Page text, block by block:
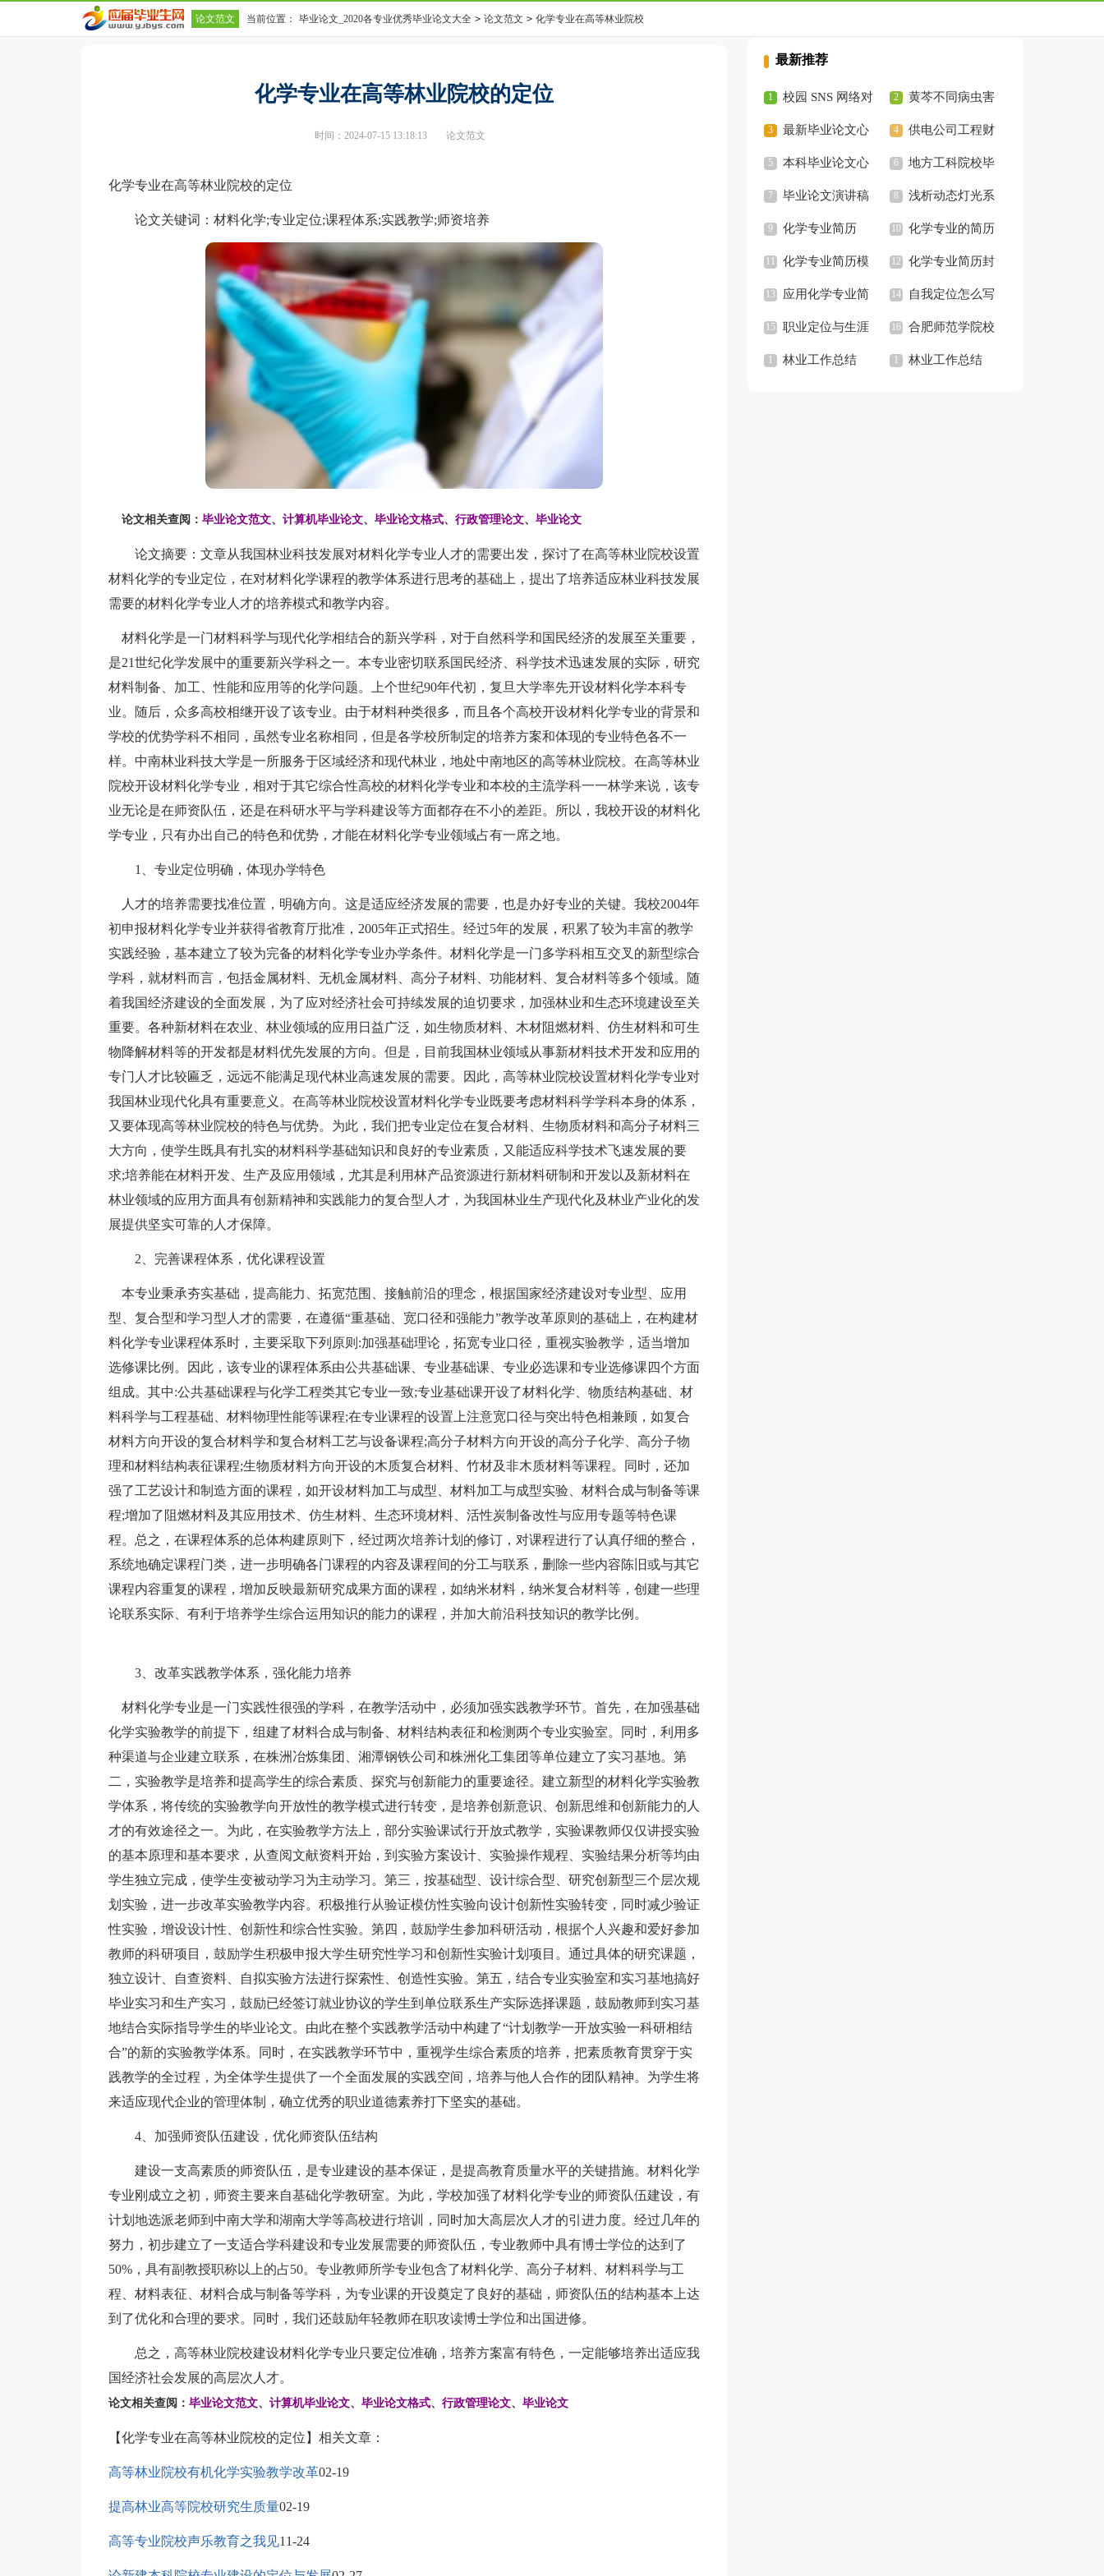
论文范文 当前位置： 毕业论文_2020各专业优秀毕业论文大全 > 论文范文 > 化学专业在高等林业院校
化学专业在高等林业院校的定位
时间：2024-07-15 13:18:13 论文范文
化学专业在高等林业院校的定位
论文关键词：材料化学;专业定位;课程体系;实践教学;师资培养
论文相关查阅： 毕业论文范文、 计算机毕业论文、 毕业论文格式、 行政管理论文、 毕业论文
论文摘要：文章从我国林业科技发展对材料化学专业人才的需要出发，探讨了在高等林业院校设置
材料化学的专业定位，在对材料化学课程的教学体系进行思考的基础上，提出了培养适应林业科技发展
需要的材料化学专业人才的培养模式和教学内容。
材料化学是一门材料科学与现代化学相结合的新兴学科，对于自然科学和国民经济的发展至关重要，
是21世纪化学发展中的重要新兴学科之一。本专业密切联系国民经济、科学技术迅速发展的实际，研究
材料制备、加工、性能和应用等的化学问题。上个世纪90年代初，复旦大学率先开设材料化学本科专
业。随后，众多高校相继开设了该专业。由于材料种类很多，而且各个高校开设材料化学专业的背景和
学校的优势学科不相同，虽然专业名称相同，但是各学校所制定的培养方案和体现的专业特色各不一
样。中南林业科技大学是一所服务于区域经济和现代林业，地处中南地区的高等林业院校。在高等林业
院校开设材料化学专业，相对于其它综合性高校的材料化学专业和本校的主流学科一一林学来说，该专
业无论是在师资队伍，还是在科研水平与学科建设等方面都存在不小的差距。所以，我校开设的材料化
学专业，只有办出自己的特色和优势，才能在材料化学专业领域占有一席之地。
1、专业定位明确，体现办学特色
人才的培养需要找准位置，明确方向。这是适应经济发展的需要，也是办好专业的关键。我校2004年
初申报材料化学专业并获得省教育厅批准，2005年正式招生。经过5年的发展，积累了较为丰富的教学
实践经验，基本建立了较为完备的材料化学专业办学条件。材料化学是一门多学科相互交叉的新型综合
学科，就材料而言，包括金属材料、无机金属材料、高分子材料、功能材料、复合材料等多个领域。随
着我国经济建设的全面发展，为了应对经济社会可持续发展的迫切要求，加强林业和生态环境建设至关
重要。各种新材料在农业、林业领域的应用日益广泛，如生物质材料、木材阻燃材料、仿生材料和可生
物降解材料等的开发都是材料优先发展的方向。但是，目前我国林业领域从事新材料技术开发和应用的
专门人才比较匾乏，远远不能满足现代林业高速发展的需要。因此，高等林业院校设置材料化学专业对
我国林业现代化具有重要意义。在高等林业院校设置材料化学专业既要考虑材料科学学科本身的体系，
又要体现高等林业院校的特色与优势。为此，我们把专业定位在复合材料、生物质材料和高分子材料三
大方向，使学生既具有扎实的材料科学基础知识和良好的专业素质，又能适应科学技术飞速发展的要
求;培养能在材料开发、生产及应用领域，尤其是利用林产品资源进行新材料研制和开发以及新材料在
林业领域的应用方面具有创新精神和实践能力的复合型人才，为我国林业生产现代化及林业产业化的发
展提供坚实可靠的人才保障。
2、完善课程体系，优化课程设置
本专业秉承夯实基础，提高能力、拓宽范围、接触前沿的理念，根据国家经济建设对专业型、应用
型、复合型和学习型人才的需要，在遵循“重基础、宽口径和强能力”教学改革原则的基础上，在构建材
料化学专业课程体系时，主要采取下列原则:加强基础理论，拓宽专业口径，重视实验教学，适当增加
选修课比例。因此，该专业的课程体系由公共基础课、专业基础课、专业必选课和专业选修课四个方面
组成。其中:公共基础课程与化学工程类其它专业一致;专业基础课开设了材料化学、物质结构基础、材
料科学与工程基础、材料物理性能等课程;在专业课程的设置上注意宽口径与突出特色相兼顾，如复合
材料方向开设的复合材料学和复合材料工艺与设备课程;高分子材料方向开设的高分子化学、高分子物
理和材料结构表征课程;生物质材料方向开设的木质复合材料、竹材及非木质材料等课程。同时，还加
强了工艺设计和制造方面的课程，如开设材料加工与成型、材料加工与成型实验、材料合成与制备等课
程;增加了阻燃材料及其应用技术、仿生材料、生态环境材料、活性炭制备改性与应用专题等特色课
程。总之，在课程体系的总体构建原则下，经过两次培养计划的修订，对课程进行了认真仔细的整合，
系统地确定课程门类，进一步明确各门课程的内容及课程间的分工与联系，删除一些内容陈旧或与其它
课程内容重复的课程，增加反映最新研究成果方面的课程，如纳米材料，纳米复合材料等，创建一些理
论联系实际、有利于培养学生综合运用知识的能力的课程，并加大前沿科技知识的教学比例。
3、改革实践教学体系，强化能力培养
材料化学专业是一门实践性很强的学科，在教学活动中，必须加强实践教学环节。首先，在加强基础
化学实验教学的前提下，组建了材料合成与制备、材料结构表征和检测两个专业实验室。同时，利用多
种渠道与企业建立联系，在株洲冶炼集团、湘潭钢铁公司和株洲化工集团等单位建立了实习基地。第
二，实验教学是培养和提高学生的综合素质、探究与创新能力的重要途径。建立新型的材料化学实验教
学体系，将传统的实验教学向开放性的教学模式进行转变，是培养创新意识、创新思维和创新能力的人
才的有效途径之一。为此，在实验教学方法上，部分实验课试行开放式教学，实验课教师仅仅讲授实验
的基本原理和基本要求，从查阅文献资料开始，到实验方案设计、实验操作规程、实验结果分析等均由
学生独立完成，使学生变被动学习为主动学习。第三，按基础型、设计综合型、研究创新型三个层次规
划实验，进一步改革实验教学内容。积极推行从验证模仿性实验向设计创新性实验转变，同时减少验证
性实验，增设设计性、创新性和综合性实验。第四，鼓励学生参加科研活动，根据个人兴趣和爱好参加
教师的科研项目，鼓励学生积极申报大学生研究性学习和创新性实验计划项目。通过具体的研究课题，
独立设计、自查资料、自拟实验方法进行探索性、创造性实验。第五，结合专业实验室和实习基地搞好
毕业实习和生产实习，鼓励已经签订就业协议的学生到单位联系生产实际选择课题，鼓励教师到实习基
地结合实际指导学生的毕业论文。由此在整个实践教学活动中构建了“计划教学一开放实验一科研相结
合”的新的实验教学体系。同时，在实践教学环节中，重视学生综合素质的培养，把素质教育贯穿于实
践教学的全过程，为全体学生提供了一个全面发展的实践空间，培养与他人合作的团队精神。为学生将
来适应现代企业的管理体制，确立优秀的职业道德素养打下坚实的基础。
4、加强师资队伍建设，优化师资队伍结构
建设一支高素质的师资队伍，是专业建设的基本保证，是提高教育质量水平的关键措施。材料化学
专业刚成立之初，师资主要来自基础化学教研室。为此，学校加强了材料化学专业的师资队伍建设，有
计划地选派老师到中南大学和湖南大学等高校进行培训，同时加大高层次人才的引进力度。经过几年的
努力，初步建立了一支适合学科建设和专业发展需要的师资队伍，专业教师中具有博士学位的达到了
50%，具有副教授职称以上的占50。专业教师所学专业包含了材料化学、高分子材料、材料科学与工
程、材料表征、材料合成与制备等学科，为专业课的开设奠定了良好的基础，师资队伍的结构基本上达
到了优化和合理的要求。同时，我们还鼓励年轻教师在职攻读博士学位和出国进修。
总之，高等林业院校建设材料化学专业只要定位准确，培养方案富有特色，一定能够培养出适应我
国经济社会发展的高层次人才。
论文相关查阅： 毕业论文范文、 计算机毕业论文、 毕业论文格式、 行政管理论文、 毕业论文
【化学专业在高等林业院校的定位】相关文章：
高等林业院校有机化学实验教学改革02-19
提高林业高等院校研究生质量02-19
高等专业院校声乐教育之我见11-24
最新推荐
校园 SNS 网络对
大学生性格的影响探
析论文
黄芩不同病虫害
的特征、危害及综合
防治论文
最新毕业论文心
得体会
供电公司工程财
务管理能力的建议毕
业论文
本科毕业论文心
得体会
地方工科院校毕
业生质量评价指标的
建构的论文
毕业论文演讲稿 浅析动态灯光系
统对幼儿社会行为的
影响论文
化学专业简历 化学专业的简历
化学专业简历模
板
化学专业简历封
面
应用化学专业简
历
自我定位怎么写
职业定位与生涯
规划
合肥师范学院校
徽
林业工作总结 林业工作总结